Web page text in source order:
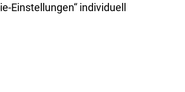
Einstellungen“ individuell